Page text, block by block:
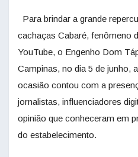
Para brindar a grande
cachaças Cabaré, fenômeno
YouTube, o Engenho Dom
Campinas, no dia 5 de junho,
ocasião contou com a
jornalistas, influenciadores
opinião que conheceram em
do estabelecimento.